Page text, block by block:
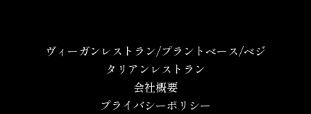
ヴィーガンレストラン/プラントベース/ベジ
タリアンレストラン
会社概要
プライバシーポリシー